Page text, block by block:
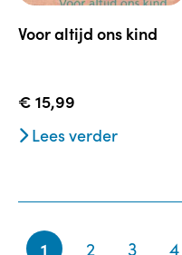
voor altijd ons kind
€ 15,99
Lees verder
1 2 3 4